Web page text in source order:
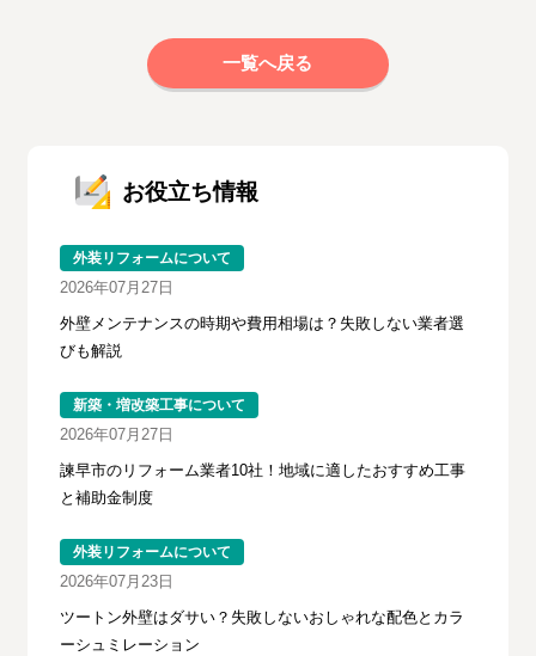
一覧へ戻る
お役立ち情報
外装リフォームについて
2026年07月27日
外壁メンテナンスの時期や費用相場は？失敗しない業者選
びも解説
新築・増改築工事について
2026年07月27日
諫早市のリフォーム業者10社！地域に適したおすすめ工事
と補助金制度
外装リフォームについて
2026年07月23日
ツートン外壁はダサい？失敗しないおしゃれな配色とカラ
ーシュミレーション